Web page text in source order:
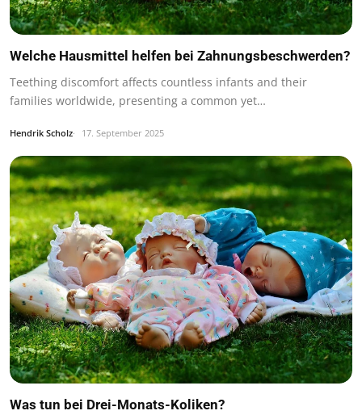
Welche Hausmittel helfen bei Zahnungsbeschwerden?
Teething discomfort affects countless infants and their
families worldwide, presenting a common yet…
Hendrik Scholz 17. September 2025
Was tun bei Drei-Monats-Koliken?